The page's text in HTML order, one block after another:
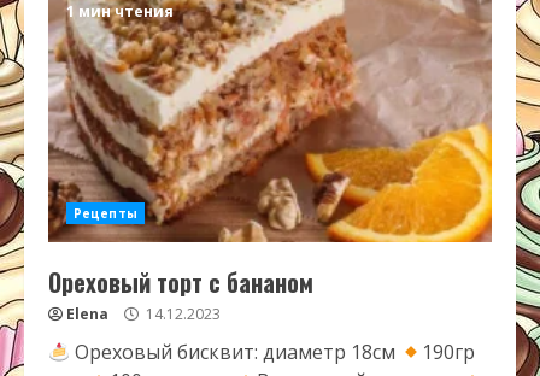
1 мин чтения
Рецепты
Ореховый торт с бананом
Elena 14.12.2023
Ореховый бисквит: диаметр 18см
190гр